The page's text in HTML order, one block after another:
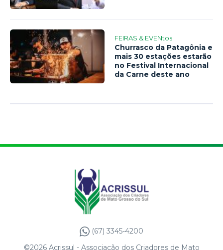
FEIRAS & EVENtos
Churrasco da Patagônia e
mais 30 estações estarão
no Festival Internacional
da Carne deste ano
(67) 3345-4200
©2026 Acrissul - Associação dos Criadores de Mato